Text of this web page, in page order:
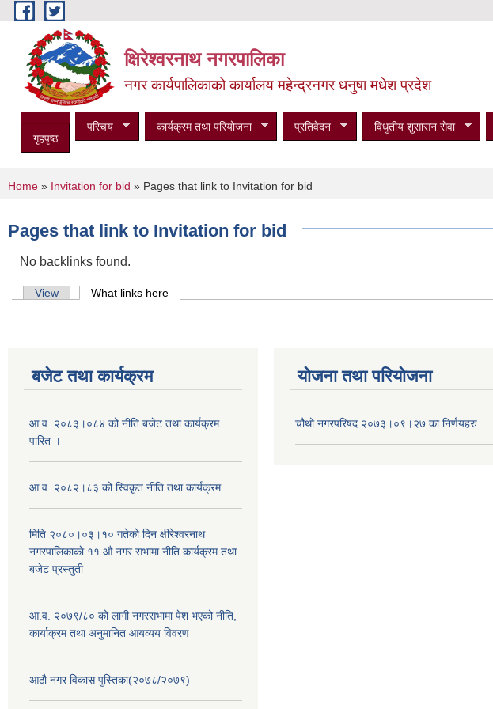
Skip to main content
क्षिरेश्वरनाथ नगरपालिका
नगर कार्यपालिकाको कार्यालय महेन्द्रनगर धनुषा मधेश प्रदेश
गृहपृष्ठ
परिचय कार्यक्रम तथा परियोजना प्रतिवेदन विधुतीय शुसासन सेवा
You are here
Home » Invitation for bid » Pages that link to Invitation for bid
Pages that link to Invitation for bid
No backlinks found.
Primary tabs
View What links here
बजेट तथा कार्यक्रम
आ.व. २०८३।०८४ को नीति बजेट तथा कार्यक्रम
पारित ।
आ.व. २०८२।८३ को स्विकृत नीति तथा कार्यक्रम
मिति २०८०।०३।१० गतेकाे दिन क्षीरेश्वरनाथ
नगरपालिकाकाे ११ ‍औ नगर सभामा नीति कार्यक्रम तथा
बजेट प्रस्तुती
आ.व. २०७९/८० को लागी नगरसभामा पेश भएको नीति,
कार्याक्रम तथा अनुमानित आयव्यय विवरण
आठौ नगर विकास पुस्तिका(२०७८/२०७९)
योजना तथा परियोजना
चौथो नगरपरिषद २०७३।०९।२७ का निर्णयहरु